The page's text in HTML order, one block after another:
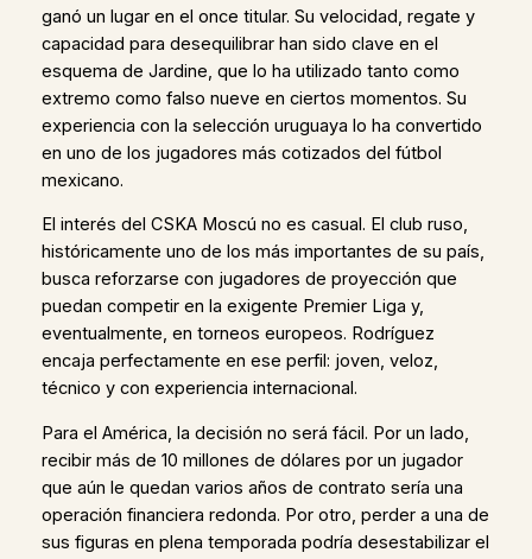
ganó un lugar en el once titular. Su velocidad, regate y
capacidad para desequilibrar han sido clave en el
esquema de Jardine, que lo ha utilizado tanto como
extremo como falso nueve en ciertos momentos. Su
experiencia con la selección uruguaya lo ha convertido
en uno de los jugadores más cotizados del fútbol
mexicano.
El interés del CSKA Moscú no es casual. El club ruso,
históricamente uno de los más importantes de su país,
busca reforzarse con jugadores de proyección que
puedan competir en la exigente Premier Liga y,
eventualmente, en torneos europeos. Rodríguez
encaja perfectamente en ese perfil: joven, veloz,
técnico y con experiencia internacional.
Para el América, la decisión no será fácil. Por un lado,
recibir más de 10 millones de dólares por un jugador
que aún le quedan varios años de contrato sería una
operación financiera redonda. Por otro, perder a una de
sus figuras en plena temporada podría desestabilizar el